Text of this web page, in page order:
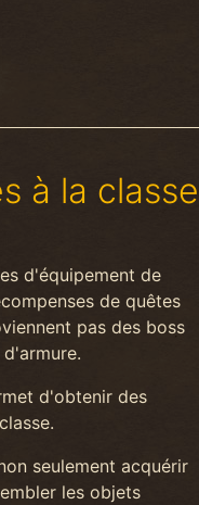
à la classe
d'équipement de
de quêtes
pas des boss
d'obtenir des
seulement acquérir
les objets